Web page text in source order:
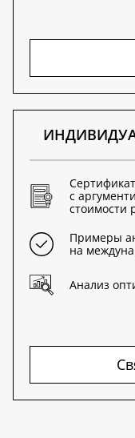
с
стоимости
Примеры
на
Анализ